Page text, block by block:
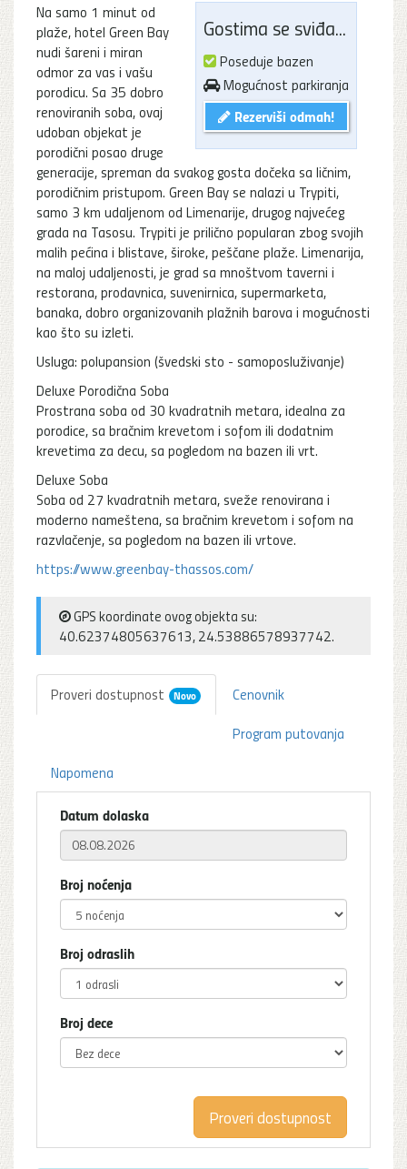
Gostima se sviđa...
Poseduje bazen
Mogućnost parkiranja
Rezerviši odmah!
Na samo 1 minut od
plaže, hotel Green Bay
nudi šareni i miran
odmor za vas i vašu
porodicu. Sa 35 dobro
renoviranih soba, ovaj
udoban objekat je
porodični posao druge
generacije, spreman da svakog gosta dočeka sa ličnim,
porodičnim pristupom. Green Bay se nalazi u Trypiti,
samo 3 km udaljenom od Limenarije, drugog najvećeg
grada na Tasosu. Trypiti je prilično popularan zbog svojih
malih pećina i blistave, široke, peščane plaže. Limenarija,
na maloj udaljenosti, je grad sa mnoštvom taverni i
restorana, prodavnica, suvenirnica, supermarketa,
banaka, dobro organizovanih plažnih barova i mogućnosti
kao što su izleti.
Usluga: polupansion (švedski sto - samoposluživanje)
Deluxe Porodična Soba
Prostrana soba od 30 kvadratnih metara, idealna za
porodice, sa bračnim krevetom i sofom ili dodatnim
krevetima za decu, sa pogledom na bazen ili vrt.
Deluxe Soba
Soba od 27 kvadratnih metara, sveže renovirana i
moderno nameštena, sa bračnim krevetom i sofom na
razvlačenje, sa pogledom na bazen ili vrtove.
https://www.greenbay-thassos.com/
GPS koordinate ovog objekta su:
40.62374805637613, 24.53886578937742.
Proveri dostupnost Novo
Cenovnik
Program putovanja
Napomena
Datum dolaska
Broj noćenja
Broj odraslih
Broj dece